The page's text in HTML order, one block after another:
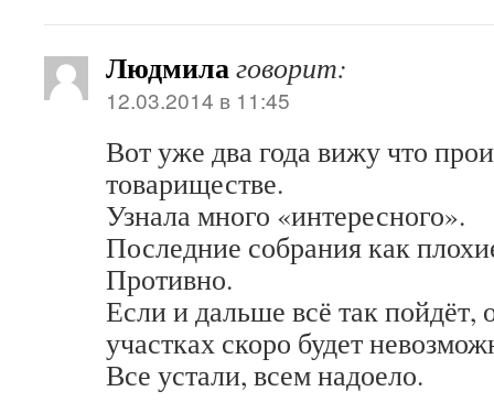
Людмилаговорит:
12.03.2014 в 11:45
Вот уже два года вижу что
товариществе.
Узнала много «интересного».
Последние собрания как
Противно.
Если и дальше всё так пойдёт,
участках скоро будет
Все устали, всем надоело.